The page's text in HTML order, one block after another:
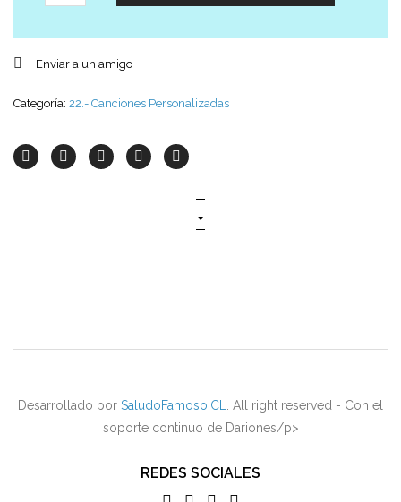
Enviar a un amigo
Categoría: 22.- Canciones Personalizadas
Desarrollado por SaludoFamoso.CL
. All right reserved - Con el
soporte continuo de Dariones/p>
REDES SOCIALES